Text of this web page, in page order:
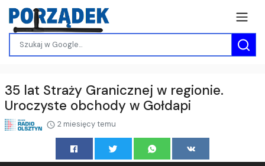
35 lat Straży Granicznej w regionie.
Uroczyste obchody w Gołdapi
2 miesięcy temu